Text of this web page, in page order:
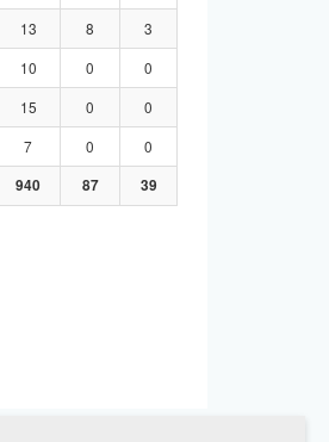
13 8
3
10 0
0
15 0
0
7 0
0
940 87 39